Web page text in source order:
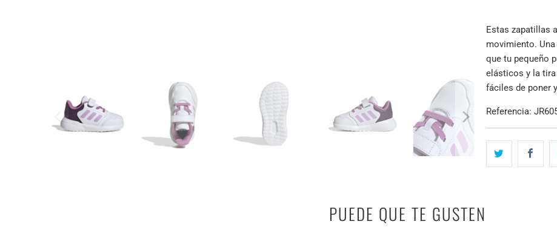
Estas zapatillas
movimiento.
que tu pequeño
elásticos y la
fáciles de poner
Referencia:
PUEDE QUE TE GUSTEN